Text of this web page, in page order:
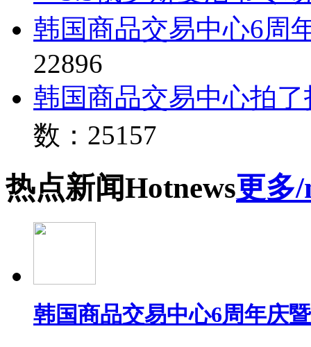
韩国商品交易中心6周
22896
韩国商品交易中心拍
数：25157
热点新闻Hotnews更多
韩国商品交易中心6周年庆